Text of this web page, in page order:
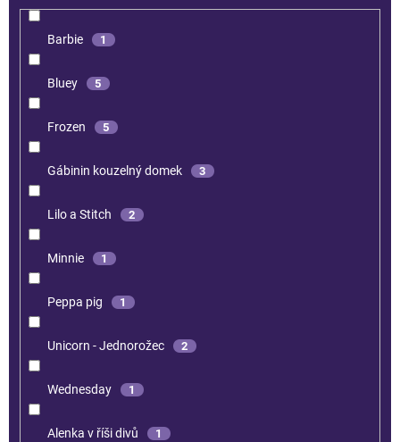
Barbie 1
Bluey 5
Frozen 5
Gábinin kouzelný domek 3
Lilo a Stitch 2
Minnie 1
Peppa pig 1
Unicorn - Jednorožec 2
Wednesday 1
Alenka v říši divů 1